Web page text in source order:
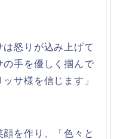
怒りが込み上げて
の手を優しく掴んで
サ様を信じます」
を作り、「色々と